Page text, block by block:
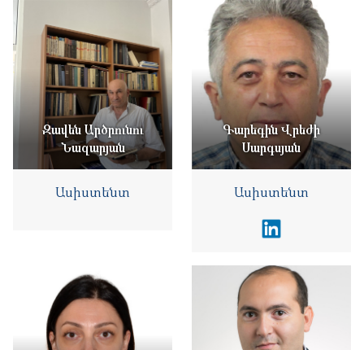
Զավեն Արծրունու
Նազարյան
Ասիստենտ
Գարեգին Վրեժի
Սարգսյան
Ասիստենտ